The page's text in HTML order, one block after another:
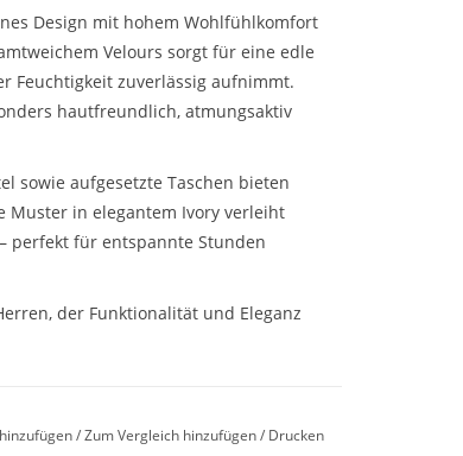
Design mit hohem Wohlfühlkomfort
Velours sorgt für eine edle
Feuchtigkeit zuverlässig aufnimmt.
hautfreundlich, atmungsaktiv
sowie aufgesetzte Taschen bieten
Muster in elegantem Ivory verleiht
perfekt für entspannte Stunden
der Funktionalität und Eleganz
/Zum Vergleich hinzufügen/ Drucken